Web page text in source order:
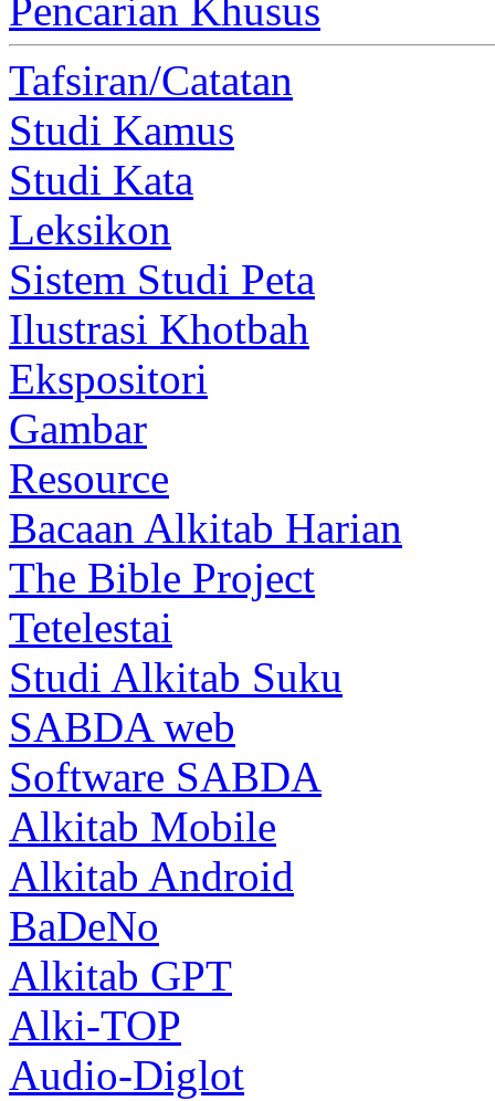
Pencarian Khusus
Tafsiran/Catatan
Studi Kamus
Studi Kata
Leksikon
Sistem Studi Peta
Ilustrasi Khotbah
Ekspositori
Gambar
Resource
Bacaan Alkitab Harian
The Bible Project
Tetelestai
Studi Alkitab Suku
SABDA web
Software SABDA
Alkitab Mobile
Alkitab Android
BaDeNo
Alkitab GPT
Alki-TOP
Audio-Diglot